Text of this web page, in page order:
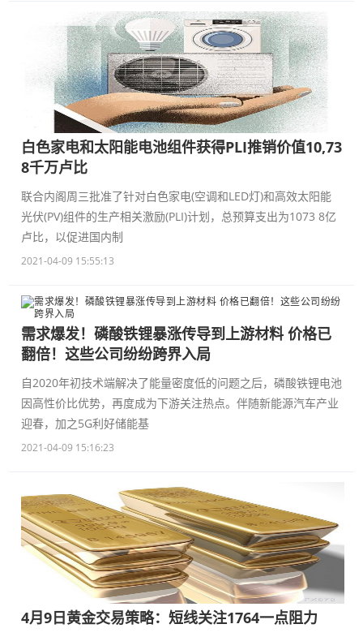
白色家电和太阳能电池组件获得PLI推销价值10,73
8千万卢比
联合内阁周三批准了针对白色家电(空调和LED灯)和高效太阳能
光伏(PV)组件的生产相关激励(PLI)计划，总预算支出为1073 8亿
卢比，以促进国内制
2021-04-09 15:55:13
需求爆发！磷酸铁锂暴涨传导到上游材料 价格已
翻倍！这些公司纷纷跨界入局
自2020年初技术端解决了能量密度低的问题之后，磷酸铁锂电池
因高性价比优势，再度成为下游关注热点。伴随新能源汽车产业
迎春，加之5G利好储能基
2021-04-09 15:16:23
4月9日黄金交易策略：短线关注1764一点阻力